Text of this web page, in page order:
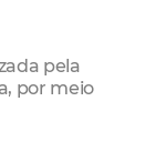
pela
por meio